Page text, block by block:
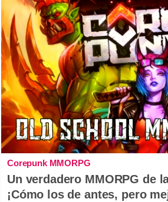
Corepunk MMORPG
Un verdadero MMORPG de
¡Cómo los de antes, pero